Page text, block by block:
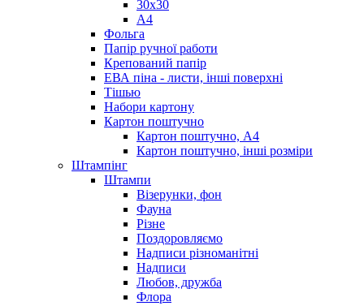
30х30
А4
Фольга
Папір ручної работи
Крепований папір
ЕВА піна - листи, інші поверхні
Тішью
Набори картону
Картон поштучно
Картон поштучно, А4
Картон поштучно, інші розміри
Штампінг
Штампи
Візерунки, фон
Фауна
Різне
Поздоровляємо
Надписи різноманітні
Надписи
Любов, дружба
Флора